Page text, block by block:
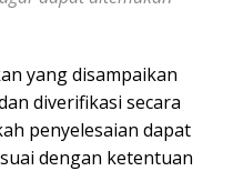
yang disampaikan
diverifikasi secara
penyelesaian dapat
dengan ketentuan